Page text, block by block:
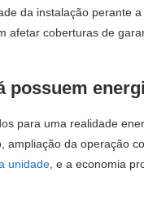
da instalação perante a
afetar coberturas de
possuem
para uma realidade
ampliação da operação
unidade , e a economia